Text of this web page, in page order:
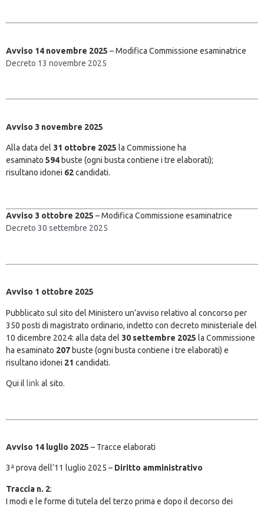
Avviso 14 novembre 2025 – Modifica Commissione esaminatrice
Decreto 13 novembre 2025
Avviso 3 novembre 2025
Alla data del 31 ottobre 2025 la Commissione ha
esaminato 594 buste (ogni busta contiene i tre elaborati);
risultano idonei 62candidati.
Avviso 3 ottobre 2025 – Modifica Commissione esaminatrice
Decreto 30 settembre 2025
Avviso 1 ottobre 2025
Pubblicato sul sito del Ministero un’avviso relativo al concorso per
350 posti di magistrato ordinario, indetto con decreto ministeriale del
10 dicembre 2024: alla data del 30 settembre 2025 la Commissione
ha esaminato 207buste (ogni busta contiene i tre elaborati) e
risultano idonei 21 candidati.
Qui il linkal sito.
Avviso 14 luglio 2025 – Tracce elaborati
3ª prova dell’11 luglio 2025 – Diritto amministrativo
Traccia n. 2:
I modi e le forme di tutela del terzo prima e dopo il decorso dei